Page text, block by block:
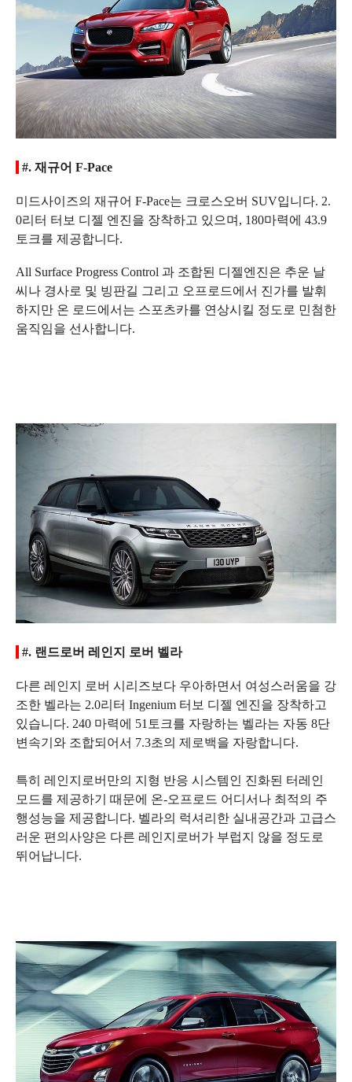
#. 재규어 F-Pace
미드사이즈의 재규어 F-Pace는 크로스오버 SUV입니다. 2.
0리터 터보 디젤 엔진을 장착하고 있으며, 180마력에 43.9
토크를 제공합니다.
All Surface Progress Control 과 조합된 디젤엔진은 추운 날
씨나 경사로 및 빙판길 그리고 오프로드에서 진가를 발휘
하지만 온 로드에서는 스포츠카를 연상시킬 정도로 민첨한
움직임을 선사합니다.
#. 랜드로버 레인지 로버 벨라
다른 레인지 로버 시리즈보다 우아하면서 여성스러움을 강
조한 벨라는 2.0리터 Ingenium 터보 디젤 엔진을 장착하고
있습니다. 240 마력에 51토크를 자랑하는 벨라는 자동 8단
변속기와 조합되어서 7.3초의 제로백을 자랑합니다.
특히 레인지로버만의 지형 반응 시스템인 진화된 터레인
모드를 제공하기 때문에 온-오프로드 어디서나 최적의 주
행성능을 제공합니다. 벨라의 럭셔리한 실내공간과 고급스
러운 편의사양은 다른 레인지로버가 부럽지 않을 정도로
뛰어납니다.